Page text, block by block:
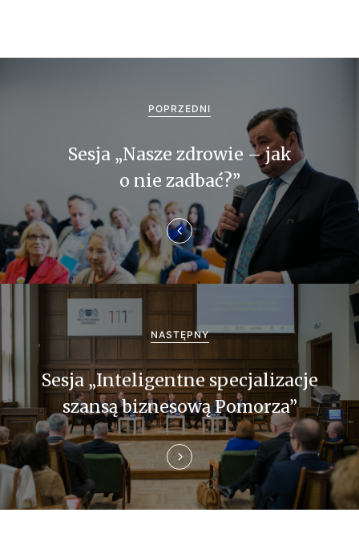
a
c
j
w
p
i
s
u
POPRZEDNI
Sesja „Nasze zdrowie – jak
o nie zadbać?”
NASTĘPNY
Sesja „Inteligentne specjalizacje
szansą biznesową Pomorza”